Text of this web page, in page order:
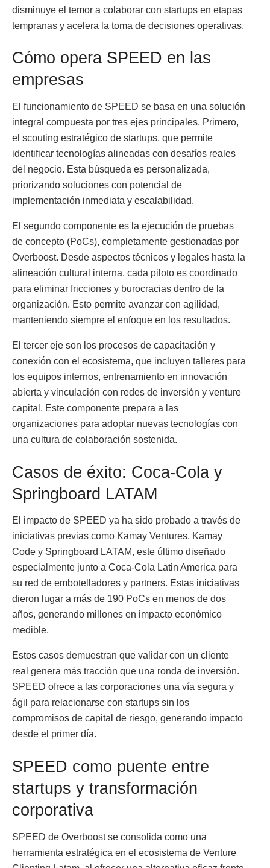
disminuye el temor a colaborar con startups en etapas
tempranas y acelera la toma de decisiones operativas.
Cómo opera SPEED en las
empresas
El funcionamiento de SPEED se basa en una solución
integral compuesta por tres ejes principales. Primero,
el scouting estratégico de startups, que permite
identificar tecnologías alineadas con desafíos reales
del negocio. Esta búsqueda es personalizada,
priorizando soluciones con potencial de
implementación inmediata y escalabilidad.
El segundo componente es la ejecución de pruebas
de concepto (PoCs), completamente gestionadas por
Overboost. Desde aspectos técnicos y legales hasta la
alineación cultural interna, cada piloto es coordinado
para eliminar fricciones y burocracias dentro de la
organización. Esto permite avanzar con agilidad,
manteniendo siempre el enfoque en los resultados.
El tercer eje son los procesos de capacitación y
conexión con el ecosistema, que incluyen talleres para
los equipos internos, entrenamiento en innovación
abierta y vinculación con redes de inversión y venture
capital. Este componente prepara a las
organizaciones para adoptar nuevas tecnologías con
una cultura de colaboración sostenida.
Casos de éxito: Coca-Cola y
Springboard LATAM
El impacto de SPEED ya ha sido probado a través de
iniciativas previas como Kamay Ventures, Kamay
Code y Springboard LATAM, este último diseñado
especialmente junto a Coca-Cola Latin America para
su red de embotelladores y partners. Estas iniciativas
dieron lugar a más de 190 PoCs en menos de dos
años, generando millones en impacto económico
medible.
Estos casos demuestran que validar con un cliente
real genera más tracción que una ronda de inversión.
SPEED ofrece a las corporaciones una vía segura y
ágil para relacionarse con startups sin los
compromisos de capital de riesgo, generando impacto
desde el primer día.
SPEED como puente entre
startups y transformación
corporativa
SPEED de Overboost se consolida como una
herramienta estratégica en el ecosistema de Venture